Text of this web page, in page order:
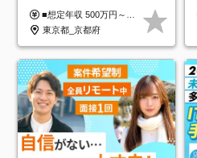
■想定年収 500万円～900万円 月給制 月給278,000円～ ※残業が発生した場合、残業代を別途全額支給します ※試用期間2ヶ月あり(待遇や給与に差異はありません)
東京都_京都府